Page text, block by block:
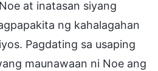
at inatasan siyang
ng kahalagahan
Pagdating sa usaping
maunawaan ni Noe ang